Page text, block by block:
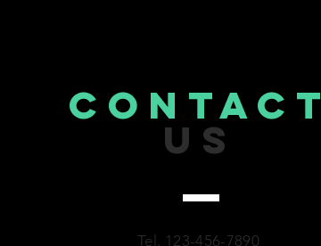
CONTACT
US
Tel. 123-456-7890